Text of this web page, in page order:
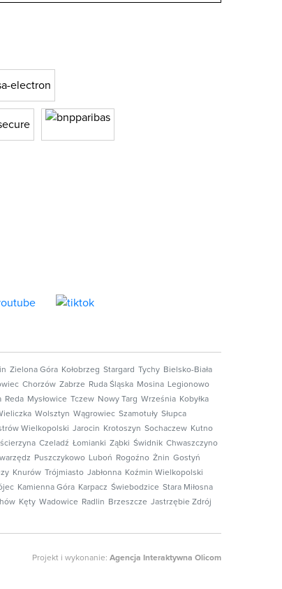
Zielona Góra Kołobrzeg Stargard Tychy Bielsko-Biała
Chorzów Zabrze Ruda Śląska Mosina Legionowo
Reda Mysłowice Tczew Nowy Targ Września
Kobyłka
Wolsztyn Wągrowiec Szamotuły Słupca
Wielkopolski Jarocin Krotoszyn Sochaczew Kutno
Czeladź Łomianki Ząbki Świdnik Chwaszczyno
Puszczykowo Luboń Rogoźno Żnin Gostyń
Knurów Trójmiasto Jabłonna
Koźmin Wielkopolski
Kamienna Góra Karpacz Świebodzice Stara Miłosna
Kęty Wadowice Radlin Brzeszcze Jastrzębie Zdrój
Projekt i wykonanie: Agencja Interaktywna Olicom